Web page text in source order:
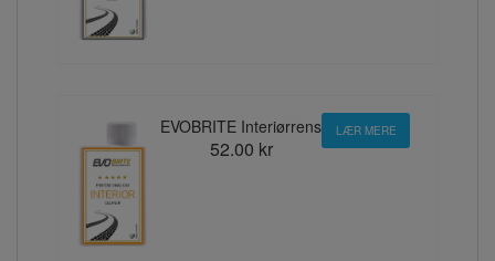
EVOBRITE Interiørrens
52.00 kr
LÆR MERE